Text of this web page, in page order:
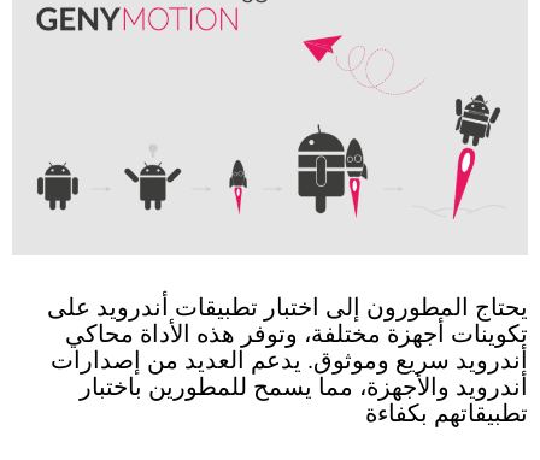
يحتاج المطورون إلى اختبار تطبيقات أندرويد على
تكوينات أجهزة مختلفة، وتوفر هذه الأداة محاكي
أندرويد سريع وموثوق. يدعم العديد من إصدارات
أندرويد والأجهزة، مما يسمح للمطورين باختبار
تطبيقاتهم بكفاءة